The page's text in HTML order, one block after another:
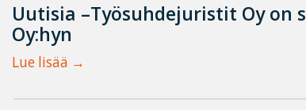
Uutisia –Työsuhdejuristit Oy on
Oy:hyn
Lue lisää